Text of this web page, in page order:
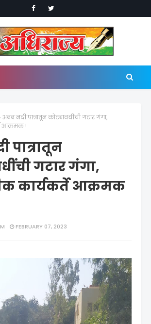
अबब नदी पात्रातून कोट्यावधींची गटार गंगा,
आक्रमक !
पात्रातून
गटार गंगा,
कार्यकर्ते आक्रमक
FEBRUARY 07, 2023